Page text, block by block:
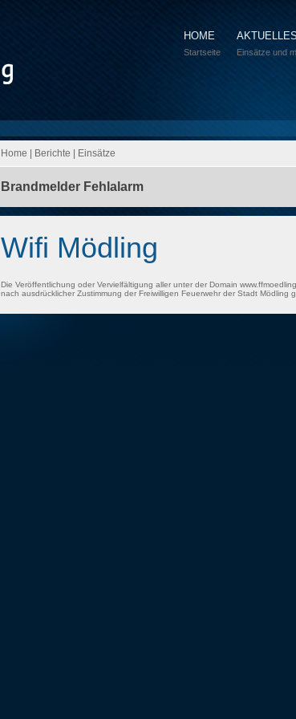
HOME
Startseite
AKTUELLES
Einsätze und
Home Berichte Einsätze
Brandmelder Fehlalarm
Wifi Mödling
Die Veröffentlichung oder Vervielfältigung aller unter der Domain
nach ausdrücklicher Zustimmung der Freiwilligen Feuerwehr der Stadt Mödling